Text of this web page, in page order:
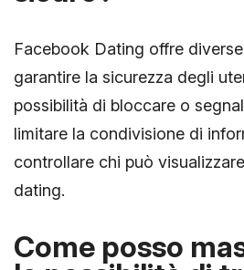
Facebook Dating offre
garantire la sicurezza degli
possibilità di bloccare o
limitare la condivisione di
controllare chi può
dating.
Come posso